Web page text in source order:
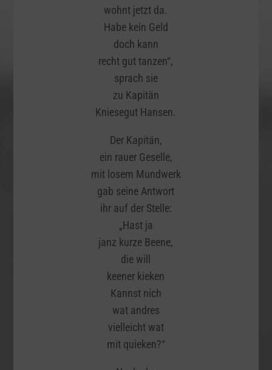
wohnt jetzt da.
Habe kein Geld
doch kann
recht gut tanzen“,
sprach sie
zu Kapitän
Kniesegut Hansen.
Der Kapitän,
ein rauer Geselle,
mit losem Mundwerk
gab seine Antwort
ihr auf der Stelle:
„Hast ja
janz kurze Beene,
die will
keener kieken
Kannst nich
wat andres
vielleicht wat
mit quieken?“